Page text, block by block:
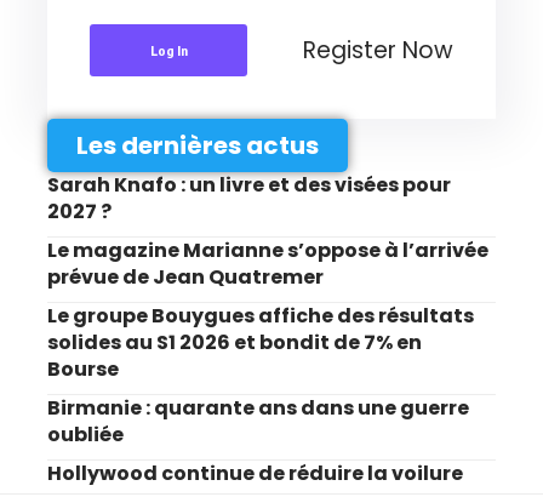
Log In Register Now
Les dernières actus
Sarah Knafo : un livre et des visées pour
2027 ?
Le magazine Marianne s’oppose à l’arrivée
prévue de Jean Quatremer
Le groupe Bouygues affiche des résultats
solides au S1 2026 et bondit de 7% en
Bourse
Birmanie : quarante ans dans une guerre
oubliée
Hollywood continue de réduire la voilure